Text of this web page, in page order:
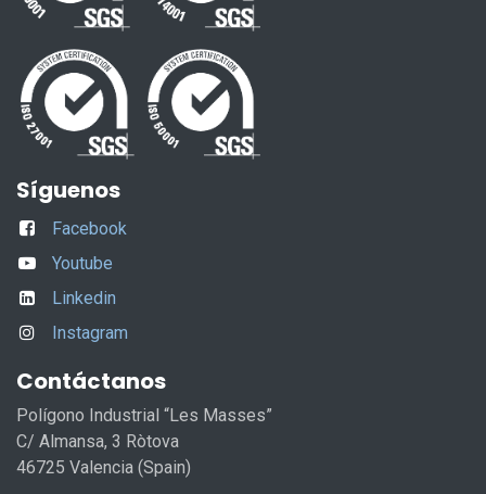
Síguenos
Facebook
Youtube
Linkedin
Instagram
Contáctanos
Polígono Industrial “Les Masses”
C/ Almansa, 3 Ròtova
46725 Valencia (Spain)